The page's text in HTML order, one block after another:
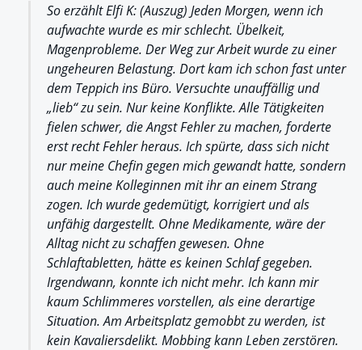
So erzählt Elfi K: (Auszug) Jeden Morgen, wenn ich
aufwachte wurde es mir schlecht. Übelkeit,
Magenprobleme. Der Weg zur Arbeit wurde zu einer
ungeheuren Belastung. Dort kam ich schon fast unter
dem Teppich ins Büro. Versuchte unauffällig und
„lieb“ zu sein. Nur keine Konflikte. Alle Tätigkeiten
fielen schwer, die Angst Fehler zu machen, forderte
erst recht Fehler heraus. Ich spürte, dass sich nicht
nur meine Chefin gegen mich gewandt hatte, sondern
auch meine Kolleginnen mit ihr an einem Strang
zogen. Ich wurde gedemütigt, korrigiert und als
unfähig dargestellt. Ohne Medikamente, wäre der
Alltag nicht zu schaffen gewesen. Ohne
Schlaftabletten, hätte es keinen Schlaf gegeben.
Irgendwann, konnte ich nicht mehr. Ich kann mir
kaum Schlimmeres vorstellen, als eine derartige
Situation. Am Arbeitsplatz gemobbt zu werden, ist
kein Kavaliersdelikt. Mobbing kann Leben zerstören.